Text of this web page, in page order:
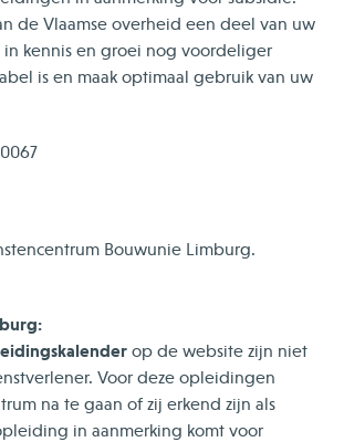
de Vlaamse overheid een deel van uw
kennis en groei nog voordeliger
is en maak optimaal gebruik van uw
Bouwunie Limburg.
op de website zijn niet
Voor deze opleidingen
na te gaan of zij erkend zijn als
in aanmerking komt voor